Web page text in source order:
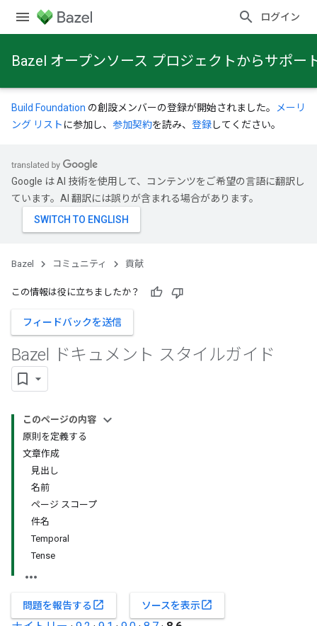
ログイン
Bazel オープンソース プロジェクトからサポー
Build Foundation の創設メンバーの登録が開始されました。
メーリ
ング リスト に参加し、 参加契約を読み、 登録してください。
Google は AI 技術を使用して、コンテンツをご希望の言語に翻訳し
ています。AI 翻訳には誤りが含まれる場合があります。
Bazel コミュニティ 貢献
この情報は役に立ちましたか？
フィードバックを送信
Bazel ドキュメント スタイルガイド
このページの内容
原則を定義する
文章作成
見出し
名前
ページ スコープ
件名
Temporal
Tense
問題を報告する open_in_new ソースを表示open_in_new